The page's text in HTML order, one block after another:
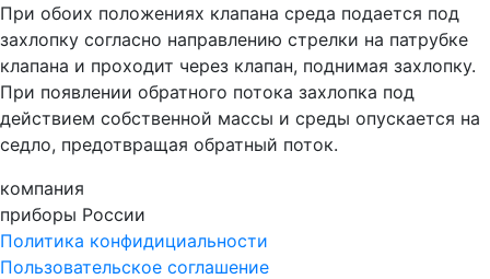
При обоих положениях клапана среда подается под
захлопку согласно направлению стрелки на патрубке
клапана и проходит через клапан, поднимая захлопку.
При появлении обратного потока захлопка под
действием собственной массы и среды опускается на
седло, предотвращая обратный поток.
компания
приборы России
Политика конфидициальности
Пользовательское соглашение